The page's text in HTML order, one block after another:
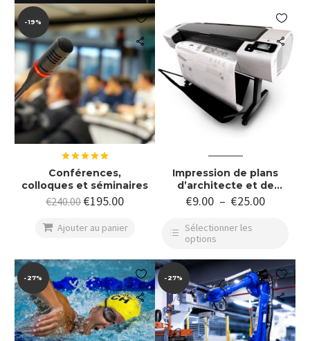

-19%
sur 5
Conférences,
colloques et séminaires
€240.00 €195.00
 Ajouter au panier

Impression de plans
d’architecte et de
grands documents A3,
pouces – 92cm de large
€9.00 – €25.00
Sélectionner les
options

-27% 
-27%